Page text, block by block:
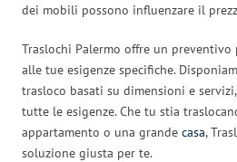
dei mobili possono influenzare il
Traslochi Palermo offre un preventivo
alle tue esigenze specifiche.
trasloco basati su dimensioni e
tutte le esigenze. Che tu stia
appartamento o una grande casa,
soluzione giusta per te.